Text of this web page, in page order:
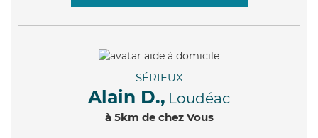
SÉRIEUX
Alain D., Loudéac
à 5km de chez Vous